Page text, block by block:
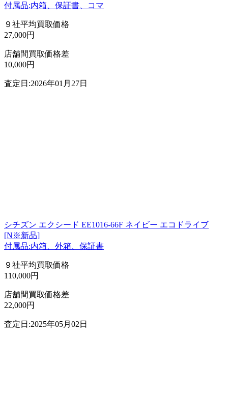
付属品:内箱、保証書、コマ
９社平均買取価格
27,000円
店舗間買取価格差
10,000円
査定日:2026年01月27日
シチズン エクシード EE1016-66F ネイビー エコドライブ
[N※新品]
付属品:内箱、外箱、保証書
９社平均買取価格
110,000円
店舗間買取価格差
22,000円
査定日:2025年05月02日